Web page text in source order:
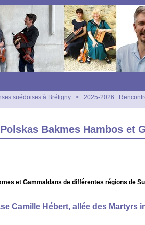
suédoises à Brétigny >
2025-2026 :
Bakmes Hambos et
et Gammaldans de différentes régions de
Camille Hébert, allée des Martyrs